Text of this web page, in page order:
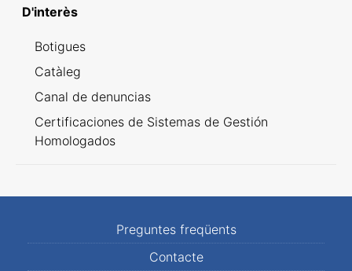
D'interès
Botigues
Catàleg
Canal de denuncias
Certificaciones de Sistemas de Gestión
Homologados
Preguntes freqüents
Contacte